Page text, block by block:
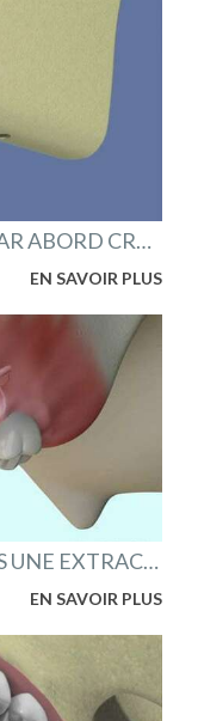
LE COMBLEMENT DE SINUS PAR ABORD CRESTAL
EN SAVOIR PLUS
COMBLEMENT OSSEUX APRÈS UNE EXTRACTION DENTAIRE
EN SAVOIR PLUS